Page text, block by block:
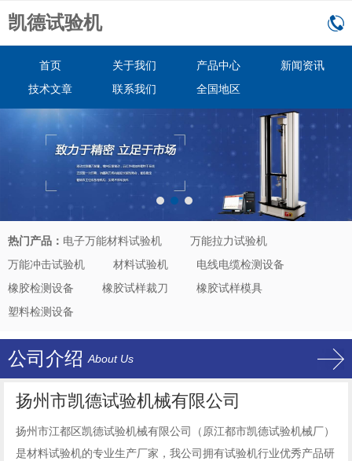
凯德试验机
首页 关于我们 产品中心
新闻资讯
技术文章
联系我们 全国地区
热门产品： 电子万能材料试验机
万能拉力试验机
万能冲击试验机
材料试验机
电线电缆检测设备
橡胶检测设备
橡胶试样裁刀
橡胶试样模具
塑料检测设备
公司介绍 About Us
扬州市凯德试验机械有限公司
扬州市江都区凯德试验机械有限公司（原江都市凯德试验机械厂）
是材料试验机的专业生产厂家，我公司拥有试验机行业优秀产品研